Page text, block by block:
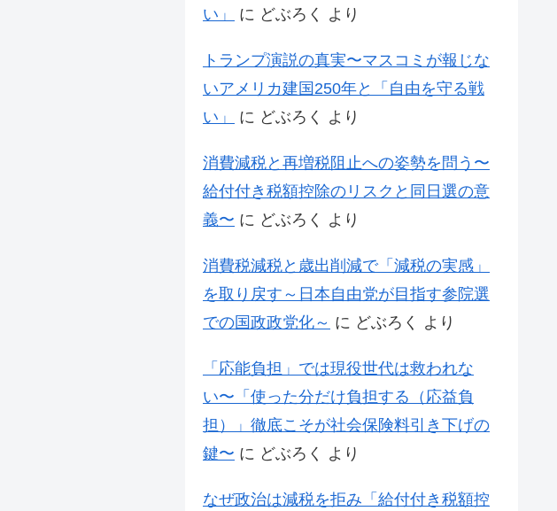
い」
に どぶろく より
トランプ演説の真実〜マスコミが報じな
いアメリカ建国250年と「自由を守る戦
い」
に どぶろく より
消費減税と再増税阻止への姿勢を問う〜
給付付き税額控除のリスクと同日選の意
義〜 に どぶろく より
消費税減税と歳出削減で「減税の実感」
を取り戻す～日本自由党が目指す参院選
での国政政党化～ に どぶろく より
「応能負担」では現役世代は救われな
い〜「使った分だけ負担する（応益負
担）」徹底こそが社会保険料引き下げの
鍵〜 に どぶろく より
なぜ政治は減税を拒み「給付付き税額控